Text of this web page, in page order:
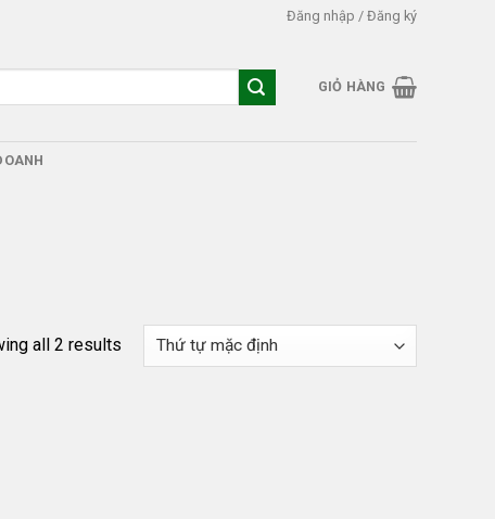
Đăng nhập / Đăng ký
GIỎ HÀNG
all 2 results